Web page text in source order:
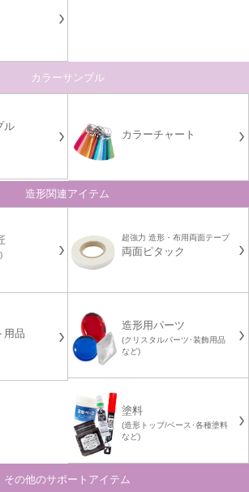
カラーサンプル
ル
カラーチャート
造形関連アイテム
超強力 造形・布用両面テープ
両面ピタック
用品
造形用パーツ
(クリスタルパーツ･装飾用品
など)
塗料
(造形トップ/ベース･各種塗料
など)
その他のサポートアイテム